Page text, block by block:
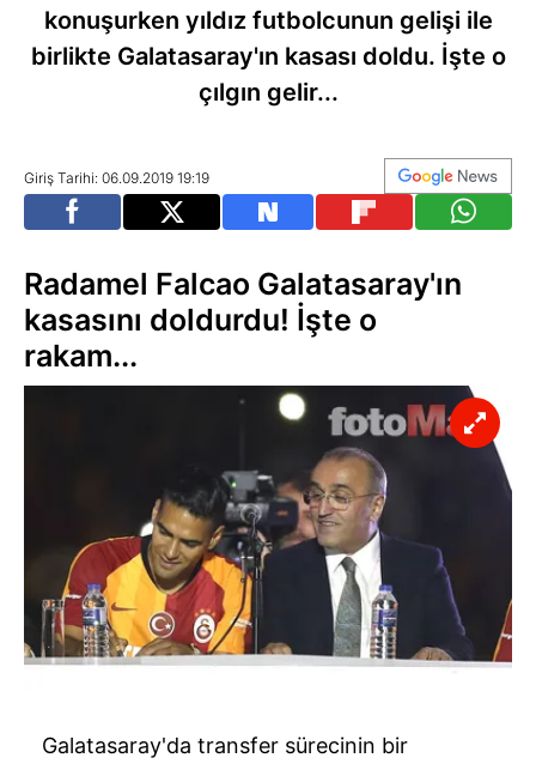
konuşurken yıldız futbolcunun gelişi ile
birlikte Galatasaray'ın kasası doldu. İşte o
çılgın gelir...
Giriş Tarihi: 06.09.2019 19:19
Radamel Falcao Galatasaray'ın
kasasını doldurdu! İşte o
rakam...
Galatasaray'da transfer sürecinin bir